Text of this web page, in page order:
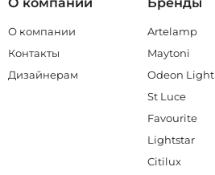
О компании
Контакты
Дизайнерам
Artelamp
Maytoni
Odeon Light
St Luce
Favourite
Lightstar
Citilux